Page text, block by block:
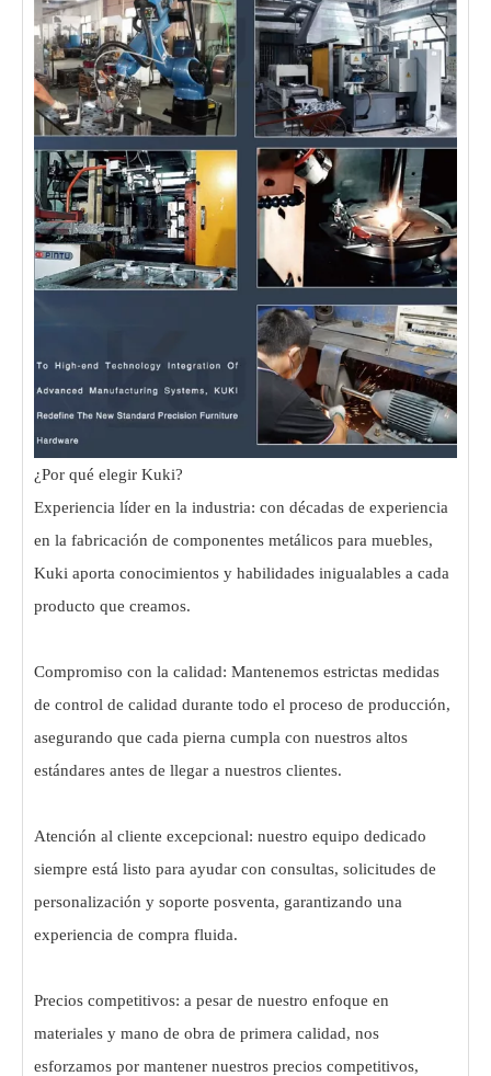
¿Por qué elegir Kuki?
Experiencia líder en la industria: con décadas de experiencia
en la fabricación de componentes metálicos para muebles,
Kuki aporta conocimientos y habilidades inigualables a cada
producto que creamos.
Compromiso con la calidad: Mantenemos estrictas medidas
de control de calidad durante todo el proceso de producción,
asegurando que cada pierna cumpla con nuestros altos
estándares antes de llegar a nuestros clientes.
Atención al cliente excepcional: nuestro equipo dedicado
siempre está listo para ayudar con consultas, solicitudes de
personalización y soporte posventa, garantizando una
experiencia de compra fluida.
Precios competitivos: a pesar de nuestro enfoque en
materiales y mano de obra de primera calidad, nos
esforzamos por mantener nuestros precios competitivos,